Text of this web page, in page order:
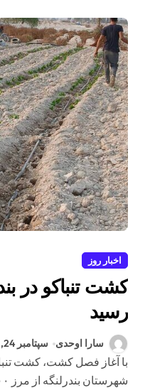
اخبار روز
کشت تنباکو در
رسید
سارا اوحدی سپتامبر 24, 2025
با آغاز فصل کشت، کشت تنباکو در مزارع روستای گزیر
شهرستان بندرلنگه از مرز ۱۰۰۰...